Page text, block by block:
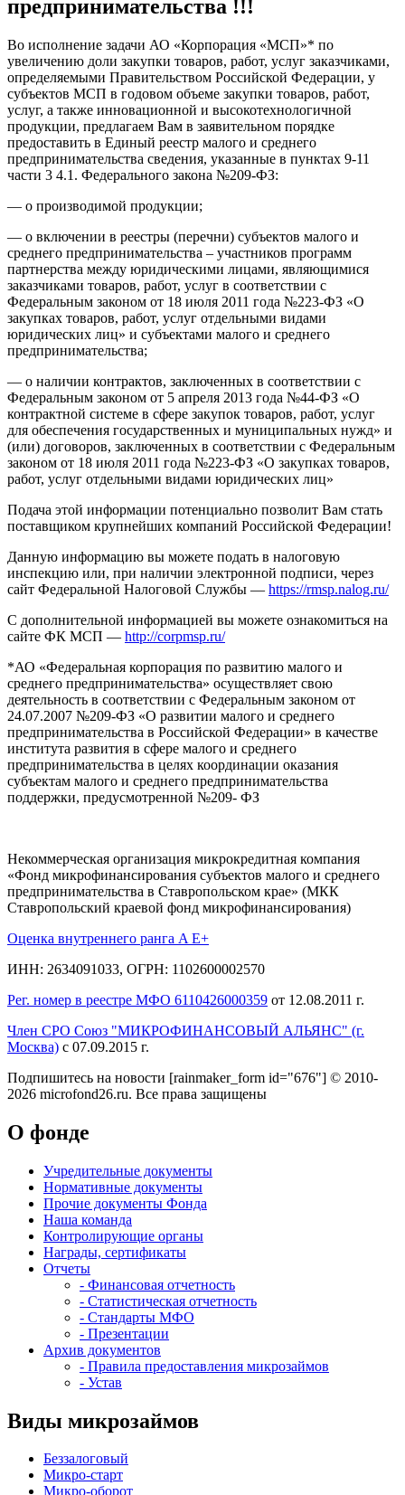
предпринимательства !!!
Во исполнение задачи АО «Корпорация «МСП»* по
увеличению доли закупки товаров, работ, услуг заказчиками,
определяемыми Правительством Российской Федерации, у
субъектов МСП в годовом объеме закупки товаров, работ,
услуг, а также инновационной и высокотехнологичной
продукции, предлагаем Вам в заявительном порядке
предоставить в Единый реестр малого и среднего
предпринимательства сведения, указанные в пунктах 9-11
части 3 4.1. Федерального закона №209-ФЗ:
— о производимой продукции;
— о включении в реестры (перечни) субъектов малого и
среднего предпринимательства – участников программ
партнерства между юридическими лицами, являющимися
заказчиками товаров, работ, услуг в соответствии с
Федеральным законом от 18 июля 2011 года №223-ФЗ «О
закупках товаров, работ, услуг отдельными видами
юридических лиц» и субъектами малого и среднего
предпринимательства;
— о наличии контрактов, заключенных в соответствии с
Федеральным законом от 5 апреля 2013 года №44-ФЗ «О
контрактной системе в сфере закупок товаров, работ, услуг
для обеспечения государственных и муниципальных нужд» и
(или) договоров, заключенных в соответствии с Федеральным
законом от 18 июля 2011 года №223-ФЗ «О закупках товаров,
работ, услуг отдельными видами юридических лиц»
Подача этой информации потенциально позволит Вам стать
поставщиком крупнейших компаний Российской Федерации!
Данную информацию вы можете подать в налоговую
инспекцию или, при наличии электронной подписи, через
сайт Федеральной Налоговой Службы — https://rmsp.nalog.ru/
С дополнительной информацией вы можете ознакомиться на
сайте ФК МСП — http://corpmsp.ru/
*АО «Федеральная корпорация по развитию малого и
среднего предпринимательства» осуществляет свою
деятельность в соответствии с Федеральным законом от
24.07.2007 №209-ФЗ «О развитии малого и среднего
предпринимательства в Российской Федерации» в качестве
института развития в сфере малого и среднего
предпринимательства в целях координации оказания
субъектам малого и среднего предпринимательства
поддержки, предусмотренной №209- ФЗ
Некоммерческая организация микрокредитная компания
«Фонд микрофинансирования субъектов малого и среднего
предпринимательства в Ставропольском крае» (МКК
Ставропольский краевой фонд микрофинансирования)
Оценка внутреннего ранга A E+
ИНН: 2634091033, ОГРН: 1102600002570
Рег. номер в реестре МФО 6110426000359 от 12.08.2011 г.
Член СРО Союз "МИКРОФИНАНСОВЫЙ АЛЬЯНС" (г.
Москва) с 07.09.2015 г.
Подпишитесь на новости [rainmaker_form id="676"] © 2010-
2026 microfond26.ru. Все права защищены
О фонде
Учредительные документы
Нормативные документы
Прочие документы Фонда
Наша команда
Контролирующие органы
Награды, сертификаты
Отчеты
- Финансовая отчетность
- Статистическая отчетность
- Стандарты МФО
- Презентации
Архив документов
- Правила предоставления микрозаймов
- Устав
Виды микрозаймов
Беззалоговый
Микро-старт
Микро-оборот